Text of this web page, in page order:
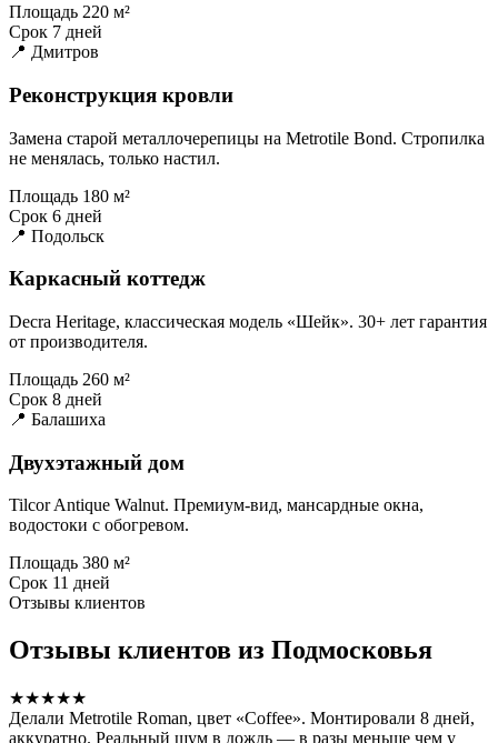
Площадь 220 м²
Срок 7 дней
📍 Дмитров
Реконструкция кровли
Замена старой металлочерепицы на Metrotile Bond. Стропилка
не менялась, только настил.
Площадь 180 м²
Срок 6 дней
📍 Подольск
Каркасный коттедж
Decra Heritage, классическая модель «Шейк». 30+ лет гарантия
от производителя.
Площадь 260 м²
Срок 8 дней
📍 Балашиха
Двухэтажный дом
Tilcor Antique Walnut. Премиум-вид, мансардные окна,
водостоки с обогревом.
Площадь 380 м²
Срок 11 дней
Отзывы клиентов
Отзывы клиентов из Подмосковья
★★★★★
Делали Metrotile Roman, цвет «Coffee». Монтировали 8 дней,
аккуратно. Реальный шум в дождь — в разы меньше чем у